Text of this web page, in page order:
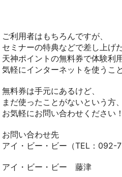
ご利用者はもちろんですが、
セミナーの特典などで差し上げ
天神ポイントの無料券で体験利
気軽にインターネットを使うこ
無料券は手元にあるけど、
まだ使ったことがないという方
お気軽にお問い合わせください
お問い合わせ先
アイ・ビー・ビー（TEL：092-
アイ・ビー・ビー 藤津